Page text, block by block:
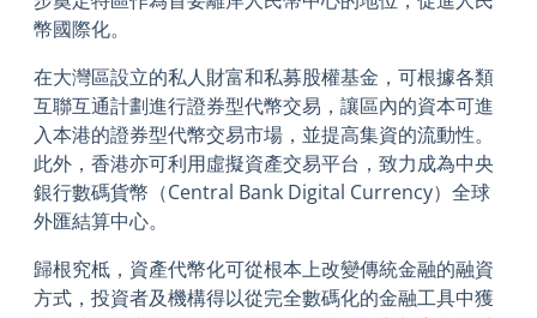
幣國際化。
在大灣區設立的私人財富和私募股權基金，可根據各類
互聯互通計劃進行證券型代幣交易，讓區內的資本可進
入本港的證券型代幣交易市場，並提高集資的流動性。
此外，香港亦可利用虛擬資產交易平台，致力成為中央
銀行數碼貨幣（Central Bank Digital Currency）全球
外匯結算中心。
歸根究柢，資產代幣化可從根本上改變傳統金融的融資
方式，投資者及機構得以從完全數碼化的金融工具中獲